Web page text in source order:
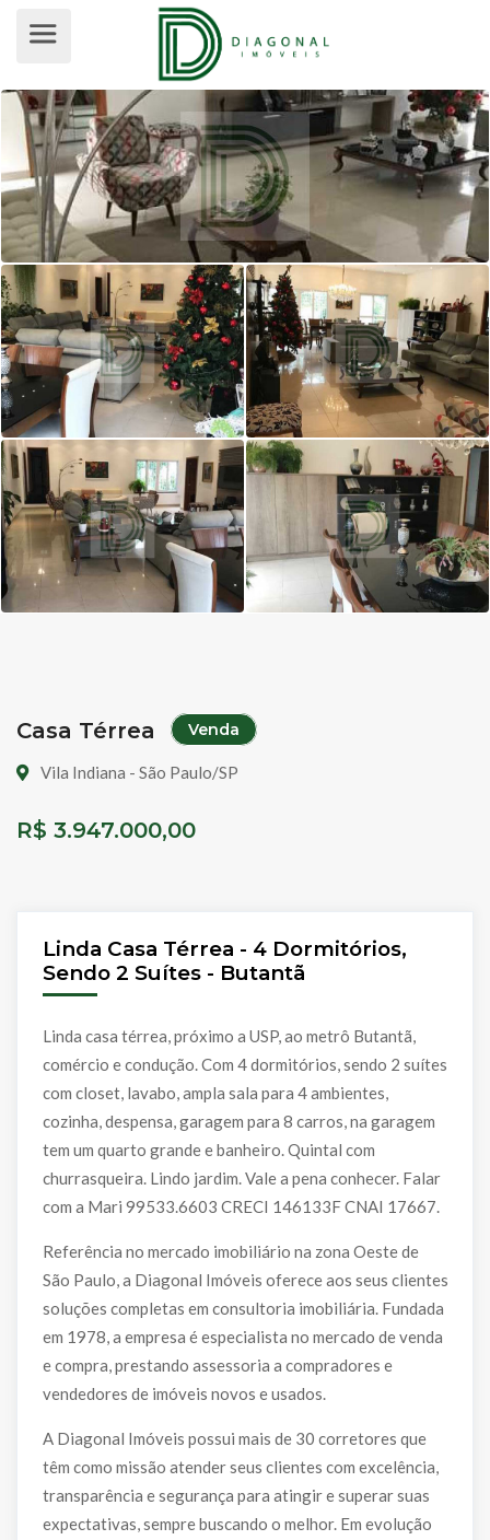
CASA TÉRREA PARA VENDA,
Casa Térrea Venda
Vila Indiana - São Paulo/SP
R$ 3.947.000,00
Linda Casa Térrea - 4 Dormitórios,
Sendo 2 Suítes - Butantã
Linda casa térrea, próximo a USP, ao metrô Butantã,
comércio e condução. Com 4 dormitórios, sendo 2 suítes
com closet, lavabo, ampla sala para 4 ambientes,
cozinha, despensa, garagem para 8 carros, na garagem
tem um quarto grande e banheiro. Quintal com
churrasqueira. Lindo jardim. Vale a pena conhecer. Falar
com a Mari 99533.6603 CRECI 146133F CNAI 17667.
Referência no mercado imobiliário na zona Oeste de
São Paulo, a Diagonal Imóveis oferece aos seus clientes
soluções completas em consultoria imobiliária. Fundada
em 1978, a empresa é especialista no mercado de venda
e compra, prestando assessoria a compradores e
vendedores de imóveis novos e usados.
A Diagonal Imóveis possui mais de 30 corretores que
têm como missão atender seus clientes com excelência,
transparência e segurança para atingir e superar suas
expectativas, sempre buscando o melhor. Em evolução